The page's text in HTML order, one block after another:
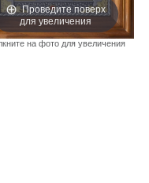
Проведите поверх
для увеличения
на фото для увеличения